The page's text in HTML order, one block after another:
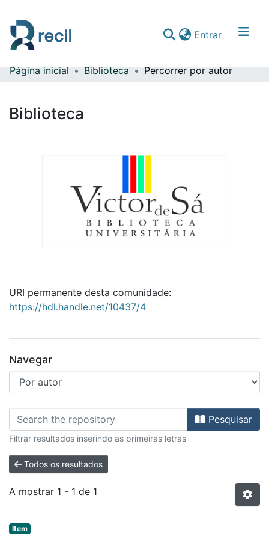
Entrar(current)
Comunidades & Coleções
Página inicial Biblioteca Percorrer por autor
Biblioteca
URI permanente desta comunidade:
https://hdl.handle.net/10437/4
Navegar
Percorrer Biblioteca por autorPesquisar
Filtrar resultados inserindo as primeiras letras
Todos os resultados
A mostrar 1 - 1 de 1
Item type:
Item,